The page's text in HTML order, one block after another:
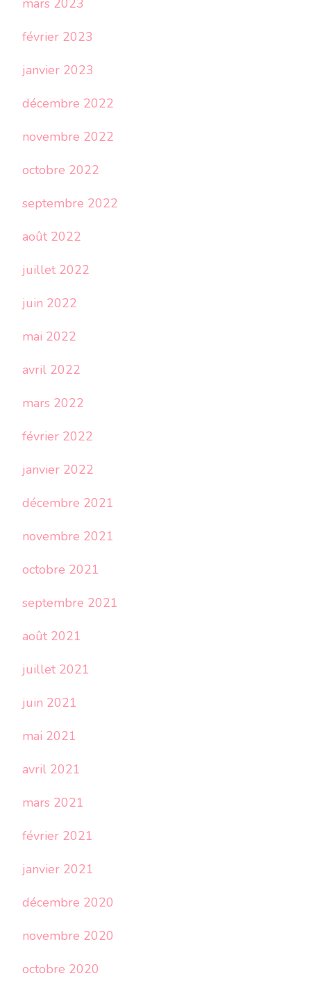
février 2023
janvier 2023
décembre 2022
novembre 2022
octobre 2022
septembre 2022
août 2022
juillet 2022
juin 2022
mai 2022
avril 2022
mars 2022
février 2022
janvier 2022
décembre 2021
novembre 2021
octobre 2021
septembre 2021
août 2021
juillet 2021
juin 2021
mai 2021
avril 2021
mars 2021
février 2021
janvier 2021
décembre 2020
novembre 2020
octobre 2020